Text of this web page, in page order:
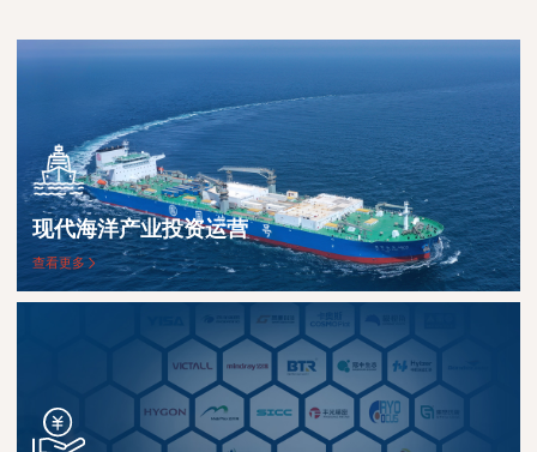
现代海洋产业投资运营
查看更多